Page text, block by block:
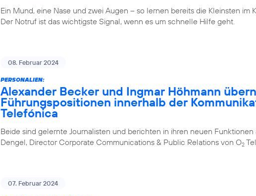
Ein Mund, eine Nase und zwei Augen – so lernen bereits die Kleinsten im
Der Notruf ist das wichtigste Signal, wenn es um schnelle Hilfe geht.
08. Februar 2024
PERSONALIEN:
Alexander Becker und Ingmar Höhmann
Führungspositionen innerhalb der
Telefónica
Beide sind gelernte Journalisten und berichten in ihren neuen Funktionen
Dengel, Director Corporate Communications & Public Relations von O2
07. Februar 2024